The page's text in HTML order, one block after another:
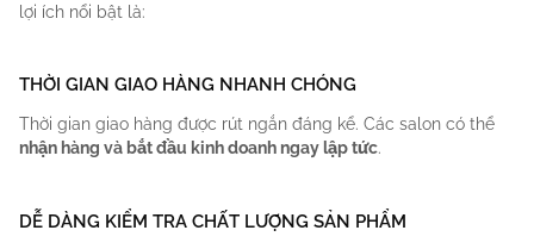
lợi ích nổi bật là:
THỜI GIAN GIAO HÀNG NHANH CHÓNG
Thời gian giao hàng được rút ngắn đáng kể. Các salon có thể
nhận hàng và bắt đầu kinh doanh ngay lập tức.
DỄ DÀNG KIỂM TRA CHẤT LƯỢNG SẢN PHẨM